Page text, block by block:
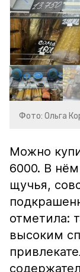
Фото: Ольга
Можно
6000. В
щучья,
отметила:
высоким